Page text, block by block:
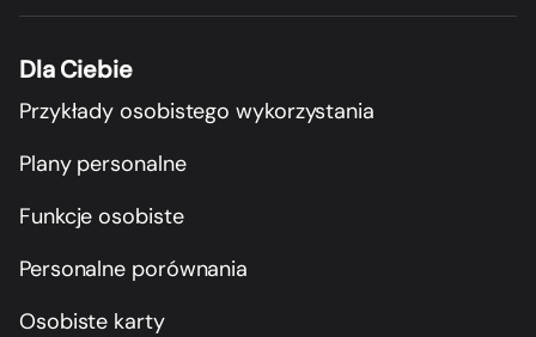
Dla Ciebie
Przykłady osobistego wykorzystania
Plany personalne
Funkcje osobiste
Personalne porównania
Osobiste karty